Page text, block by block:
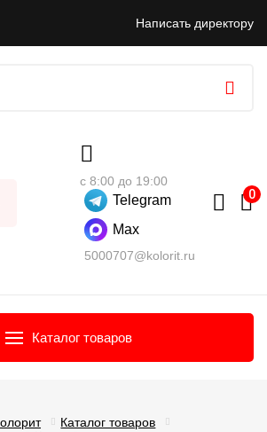
Написать директору
с 8:00 до 19:00
Telegram
Max
5000707@kolorit.ru
Каталог товаров
Каталог товаров